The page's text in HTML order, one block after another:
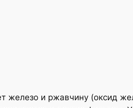
железо и ржавчину (оксид